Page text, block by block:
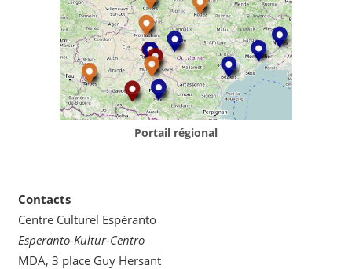
Portail régional
Contacts
Centre Culturel Espéranto
Esperanto-Kultur-Centro
MDA, 3 place Guy Hersant